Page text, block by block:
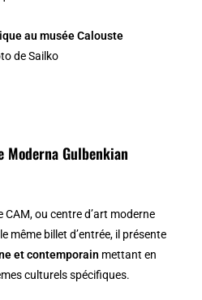
au musée Calouste
de Sailko
Moderna Gulbenkian
ou centre d’art moderne
même billet d’entrée, il présente
et contemporain mettant en
culturels spécifiques.